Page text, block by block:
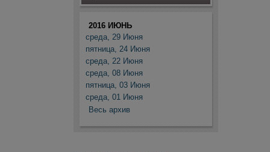
2016 ИЮНЬ
среда, 29 Июня
пятница, 24 Июня
среда, 22 Июня
среда, 08 Июня
пятница, 03 Июня
среда, 01 Июня
Весь архив